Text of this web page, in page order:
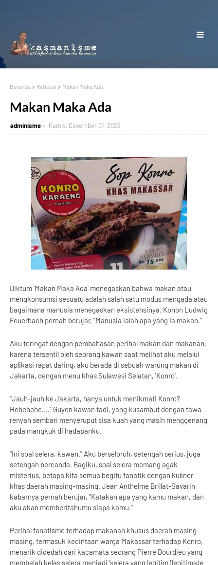
Beranda Refleksi Makan Maka Ada
Makan Maka Ada
adminisme Kamis, Desember 01, 2022
Diktum 'Makan Maka Ada' menegaskan bahwa makan atau
mengkonsumsi sesuatu adalah salah satu modus mengada atau
bagaimana manusia menegaskan eksistensinya. Konon Ludwig
Feuerbach pernah berujar, "Manusia ialah apa yang ia makan."
Aku teringat dengan pembahasan perihal makan dan makanan,
karena tersentil oleh seorang kawan saat melihat aku melalui
aplikasi rapat daring, aku berada di sebuah warung makan di
Jakarta, dengan menu khas Sulawesi Selatan, 'Konro'.
"Jauh-jauh ke Jakarta, hanya untuk menikmati Konro?
Hehehehe...." Guyon kawan tadi, yang kusambut dengan tawa
renyah sembari menyeruput sisa kuah yang masih menggenang
pada mangkuk di hadapanku.
"Ini soal selera, kawan." Aku berseloroh, setengah serius, juga
setengah bercanda. Bagiku, soal selera memang agak
misterius, betapa kita semua begitu fanatik dengan kuliner
khas daerah masing-masing. Jean Anthelme Brillat-Savarin
kabarnya pernah berujar, "Katakan apa yang kamu makan, dan
aku akan memberitahumu siapa kamu."
Perihal fanatisme terhadap makanan khusus daerah masing-
masing, termasuk kecintaan warga Makassar terhadap Konro,
menarik didedah dari kacamata seorang Pierre Bourdieu yang
membelah kelas selera menjadi 'selera yang legitim (legitimate